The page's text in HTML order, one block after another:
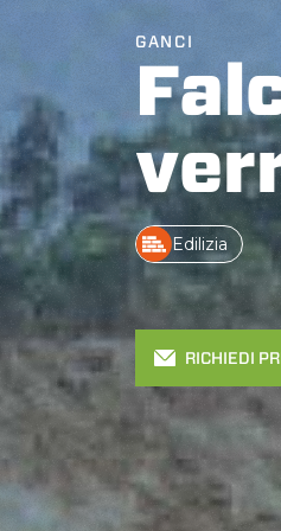
GANCI
Edilizia
RICHIEDI